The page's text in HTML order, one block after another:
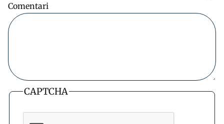
Comentari
CAPTCHA